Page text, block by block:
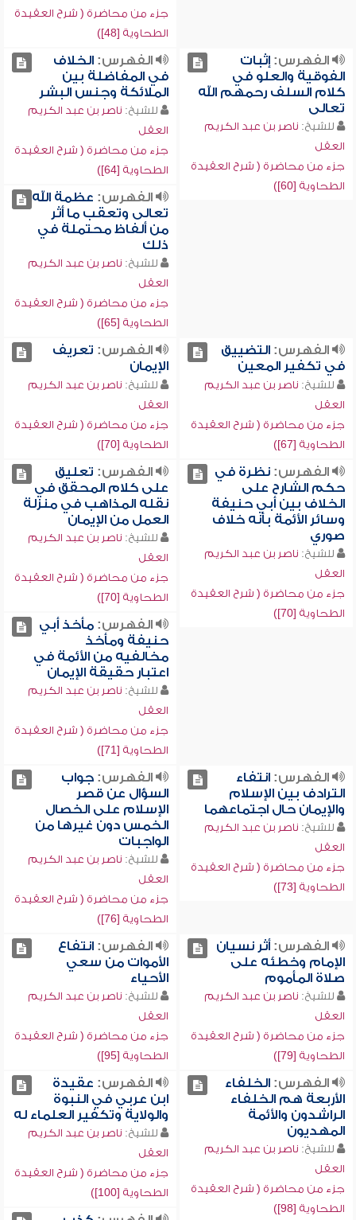
جزء من محاضرة ( شرح العقيدة
الطحاوية [48])
الفهرس:إثبات
الفوقية والعلو في
كلام السلف رحمهم الله
تعالى
للشيخ: ناصر بن عبد الكريم
العقل
جزء من محاضرة ( شرح العقيدة
الطحاوية [60])
الفهرس:الخلاف
في المفاضلة بين
الملائكة وجنس البشر
للشيخ: ناصر بن عبد الكريم
العقل
جزء من محاضرة ( شرح العقيدة
الطحاوية [64])
الفهرس: عظمة الله
تعالى وتعقب ما أثر
من ألفاظ محتملة في
ذلك
للشيخ: ناصر بن عبد الكريم
العقل
جزء من محاضرة ( شرح العقيدة
الطحاوية [65])
الفهرس:التضييق
في تكفير المعين
للشيخ: ناصر بن عبد الكريم
العقل
جزء من محاضرة ( شرح العقيدة
الطحاوية [67])
الفهرس: تعريف
الإيمان
للشيخ: ناصر بن عبد الكريم
العقل
جزء من محاضرة ( شرح العقيدة
الطحاوية [70])
الفهرس:نظرة في
حكم الشارح على
الخلاف بين أبي حنيفة
وسائر الأئمة بأنه خلاف
صوري
للشيخ: ناصر بن عبد الكريم
العقل
جزء من محاضرة ( شرح العقيدة
الطحاوية [70])
الفهرس: تعليق
على كلام المحقق في
نقله المذاهب في منزلة
العمل من الإيمان
للشيخ: ناصر بن عبد الكريم
العقل
جزء من محاضرة ( شرح العقيدة
الطحاوية [70])
الفهرس:مأخذ أبي
حنيفة ومأخذ
مخالفيه من الأئمة في
اعتبار حقيقة الإيمان
للشيخ: ناصر بن عبد الكريم
العقل
جزء من محاضرة ( شرح العقيدة
الطحاوية [71])
الفهرس:انتفاء
الترادف بين الإسلام
والإيمان حال اجتماعهما
للشيخ: ناصر بن عبد الكريم
العقل
جزء من محاضرة ( شرح العقيدة
الطحاوية [73])
الفهرس:جواب
السؤال عن قصر
الإسلام على الخصال
الخمس دون غيرها من
الواجبات
للشيخ: ناصر بن عبد الكريم
العقل
جزء من محاضرة ( شرح العقيدة
الطحاوية [76])
الفهرس:أثر نسيان
الإمام وخطئه على
صلاة المأموم
للشيخ: ناصر بن عبد الكريم
العقل
جزء من محاضرة ( شرح العقيدة
الطحاوية [79])
الفهرس:انتفاع
الأموات من سعي
الأحياء
للشيخ: ناصر بن عبد الكريم
العقل
جزء من محاضرة ( شرح العقيدة
الطحاوية [95])
الفهرس:الخلفاء
الأربعة هم الخلفاء
الراشدون والأئمة
المهديون
للشيخ: ناصر بن عبد الكريم
العقل
جزء من محاضرة ( شرح العقيدة
الطحاوية [98])
الفهرس: عقيدة
ابن عربي في النبوة
والولاية وتكفير العلماء له
للشيخ: ناصر بن عبد الكريم
العقل
جزء من محاضرة ( شرح العقيدة
الطحاوية [100])